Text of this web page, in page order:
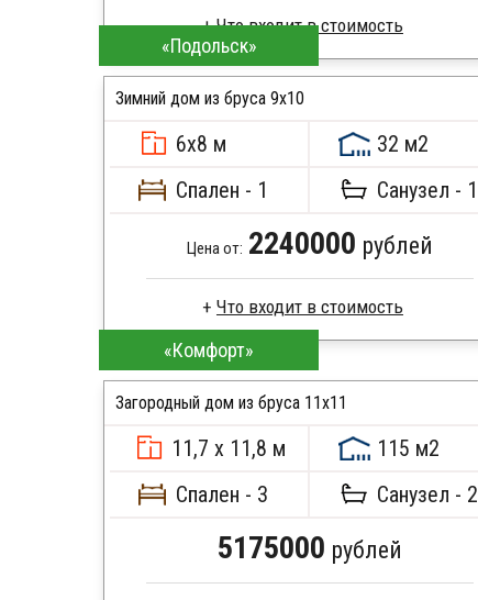
Профилированный брус
Стропила, балки 50х200 мм
Метизы, саморезы, гвозди
Сборка на березовые нагеля, джут
Металлические сваи 108 диаметр
ПОДРОБНЕЕ
«Подольск»
Зимний дом из бруса 9х10
6х8 м
32 м2
Спален - 1
Санузел - 1
Цена от: 2240000 рублей
Профилированный брус
Стропила, балки 50х200 мм
Кровля металлочерепица
Метизы, саморезы, гвозди
Сборка на березовые нагеля, джут
Металлические сваи 108 диаметр
ПОДРОБНЕЕ
«Комфорт»
Загородный дом из бруса 11х11
11,7 х 11,8 м
115 м2
Спален - 3
Санузел - 2
5175000 рублей